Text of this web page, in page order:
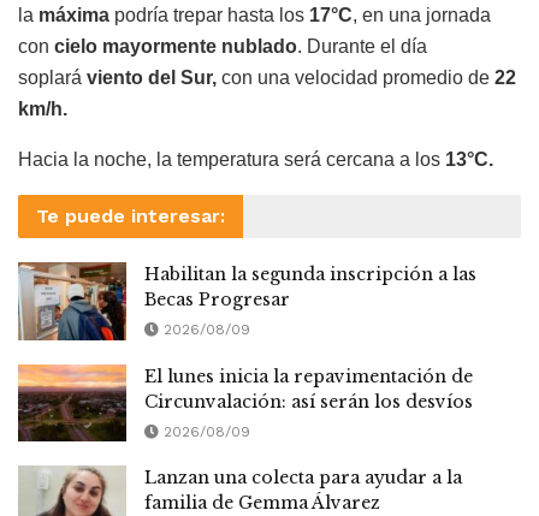
la máxima podría trepar hasta los 17°C, en una jornada
con cielo mayormente nublado. Durante el día
soplará viento del Sur, con una velocidad promedio de 22
km/h.
Hacia la noche, la temperatura será cercana a los 13°C.
Te puede interesar:
Habilitan la segunda inscripción a las
Becas Progresar
2026/08/09
El lunes inicia la repavimentación de
Circunvalación: así serán los desvíos
2026/08/09
Lanzan una colecta para ayudar a la
familia de Gemma Álvarez